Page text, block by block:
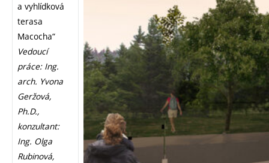
a vyhlídková
terasa
Macocha“
Vedoucí
práce: Ing.
arch. Yvona
Geržová,
Ph.D.,
konzultant:
Ing. Olga
Rubinová,